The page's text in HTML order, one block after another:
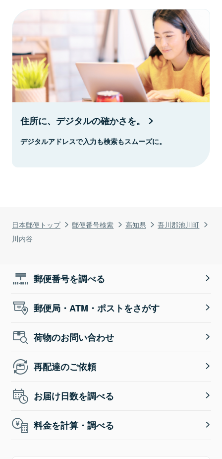
日本郵便トップ 郵便番号検索 高知県
吾川郡池川町
川内谷
住所に、デジタルの確かさを。
デジタルアドレスで入力も検索もスムーズに。
郵便番号を調べる
郵便局・ATM・ポストをさがす
荷物のお問い合わせ
再配達のご依頼
お届け日数を調べる
料金を計算・調べる